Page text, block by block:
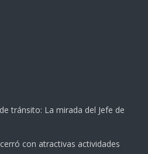
tránsito: La mirada del Jefe de
con atractivas actividades